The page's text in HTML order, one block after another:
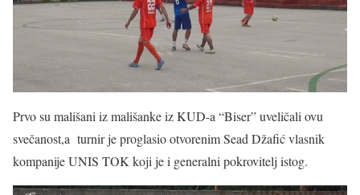
Prvo su mališani iz mališanke iz KUD-a “Biser” uveličali ovu
svečanost,a turnir je proglasio otvorenim Sead Džafić vlasnik
kompanije UNIS TOK koji je i generalni pokrovitelj istog.